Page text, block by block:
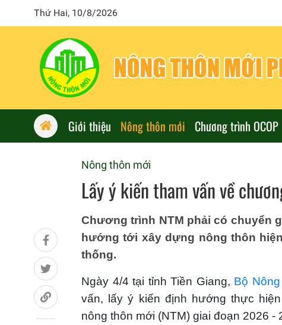
Thứ Hai, 10/8/2026
Giới thiệu Nông thôn mới Chương trình OCOP
Nông thôn mới
Lấy ý kiến tham vấn về
Chương trình NTM phải có chuyển
hướng tới xây dựng nông thôn
thống.
Ngày 4/4 tại tỉnh Tiền Giang, Bộ
vấn, lấy ý kiến định hướng thực
nông thôn mới (NTM) giai đoạn 2026